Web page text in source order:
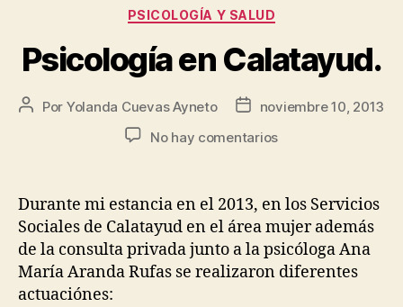
PSICOLOGÍA Y SALUD
Psicología en Calatayud.
Por Yolanda Cuevas Ayneto
noviembre 10, 2013
No hay comentarios
Durante mi estancia en el 2013, en los Servicios
Sociales de Calatayud en el área mujer además
de la consulta privada junto a la psicóloga Ana
María Aranda Rufas se realizaron diferentes
actuaciónes: